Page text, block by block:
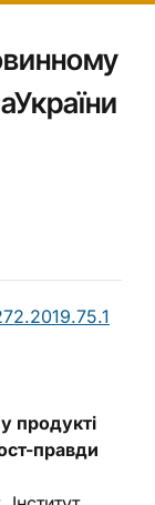
продукті
правди